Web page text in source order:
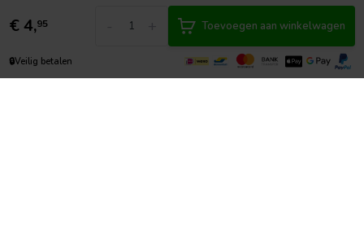
€4,95 Toevoegen aan winkelwagen
🔒Veilig betalen